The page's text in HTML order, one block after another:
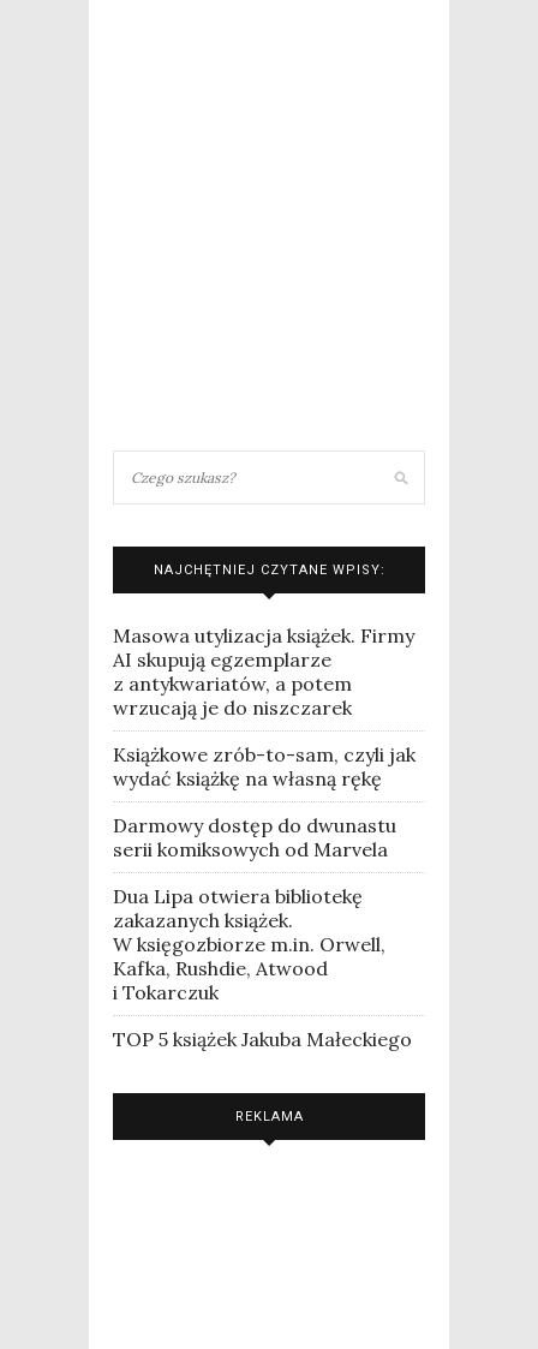
NAJCHĘTNIEJ CZYTANE WPISY:
Masowa utylizacja książek. Firmy
AI skupują egzemplarze
z antykwariatów, a potem
wrzucają je do niszczarek
Książkowe zrób-to-sam, czyli jak
wydać książkę na własną rękę
Darmowy dostęp do dwunastu
serii komiksowych od Marvela
Dua Lipa otwiera bibliotekę
zakazanych książek.
W księgozbiorze m.in. Orwell,
Kafka, Rushdie, Atwood
i Tokarczuk
TOP 5 książek Jakuba Małeckiego
REKLAMA